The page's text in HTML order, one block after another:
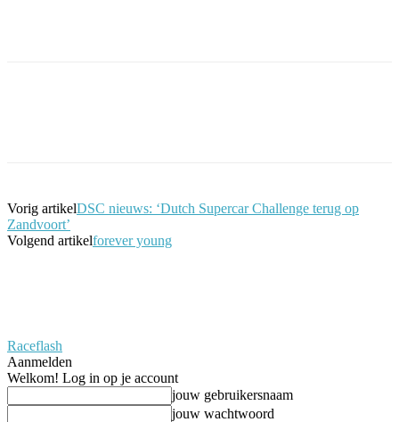
Vorig artikelDSC nieuws: ‘Dutch Supercar Challenge terug op
Zandvoort’
Volgend artikelforever young
Raceflash
Aanmelden
Welkom! Log in op je account
jouw gebruikersnaam
jouw wachtwoord